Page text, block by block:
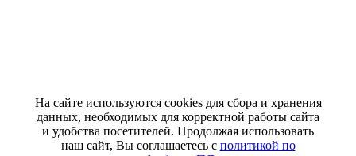
На сайте используются cookies для сбора и хранения
данных, необходимых для корректной работы сайта
и удобства посетителей. Продолжая использовать
наш сайт, Вы соглашаетесь с политикой по